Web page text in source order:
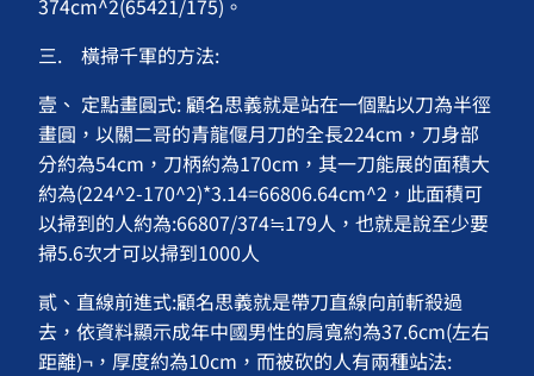
374cm^2(65421/175)。
三. 橫掃千軍的方法:
壹、 定點畫圓式: 顧名思義就是站在一個點以刀為半徑
畫圓，以關二哥的青龍偃月刀的全長224cm，刀身部
分約為54cm，刀柄約為170cm，其一刀能展的面積大
約為(224^2-170^2)*3.14=66806.64cm^2，此面積可
以掃到的人約為:66807/374≒179人，也就是說至少要
掃5.6次才可以掃到1000人
貳、直線前進式:顧名思義就是帶刀直線向前斬殺過
去，依資料顯示成年中國男性的肩寬約為37.6cm(左右
距離)¬，厚度約為10cm，而被砍的人有兩種站法: